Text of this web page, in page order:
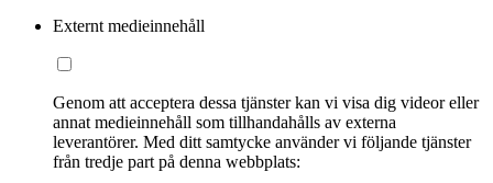
Externt medieinnehåll
Genom att acceptera dessa tjänster kan vi visa dig videor eller
annat medieinnehåll som tillhandahålls av externa
leverantörer. Med ditt samtycke använder vi följande tjänster
från tredje part på denna webbplats: